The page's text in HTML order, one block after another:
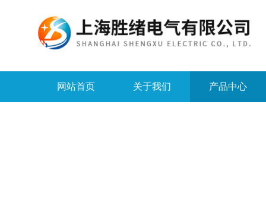
网站首页 关于我们 产品中心